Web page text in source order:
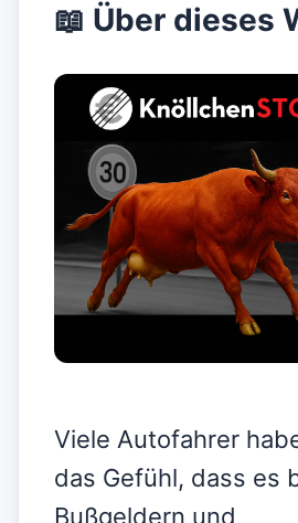
📖 Über dieses
Viele Autofahrer
das Gefühl, dass es
Bußgeldern und